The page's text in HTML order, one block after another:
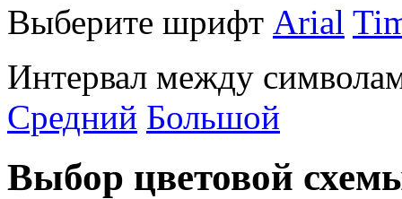
Выберите шрифт Arial
Интервал между
Средний Большой
Выбор цветовой